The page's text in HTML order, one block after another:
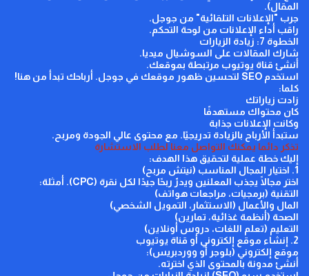
المقال).
جرب "الإعلانات التلقائية" من جوجل.
راقب أداء الإعلانات من لوحة التحكم.
الخطوة 7: زيادة الزيارات
شارك المقالات على السوشيال ميديا.
أنشئ قناة يوتيوب مرتبطة بموقعك.
استخدم SEO لتحسين ظهور موقعك في جوجل. أرباحك تبدأ من هنا!
كلما:
زادت زياراتك
كان محتواك مستهدفًا
وكانت الإعلانات جذابة
ستبدأ الأرباح بالزيادة تدريجيًا. مع محتوى عالي الجودة ومربح.
تذكر دائما يمكنك التواصل معنا لطلب الاستشارة
إليك خطة عملية لتحقيق هذا الهدف:
1. اختيار المجال المناسب (نيتش مربح)
اختر مجالًا يجذب المعلنين ويدرّ ربحًا جيدًا لكل نقرة (CPC). أمثلة:
التقنية (برمجيات، مراجعات هواتف)
المال والأعمال (الاستثمار، التمويل الشخصي)
الصحة (أنظمة غذائية، تمارين)
التعليم (تعلم اللغات، دروس أونلاين)
2. إنشاء موقع إلكتروني أو قناة يوتيوب
موقع إلكتروني (بلوجر أو ووردبريس):
أنشئ مدونة بالمحتوى الذي اخترته.